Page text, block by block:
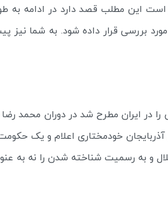
است این مطلب قصد دارد در ادامه به
بررسی قرار داده شود. به شما نیز
در ایران مطرح شد در دوران محمد
خودمختاری اعلام و یک
و به رسمیت شناخته شدن را نه به